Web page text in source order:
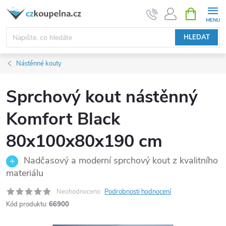
Přejít
obsah
HLEDAT
NÁKUPNÍ
KOŠÍK
Nástěnné kouty
Sprchový kout nástěnný
Komfort Black
80x100x80x190 cm
Nadčasový a moderní sprchový kout z kvalitního
materiálu
Neohodnoceno Podrobnosti hodnocení
Kód produktu: 66900